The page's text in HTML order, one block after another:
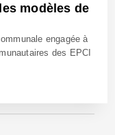
modèles de
engagée à
des EPCI